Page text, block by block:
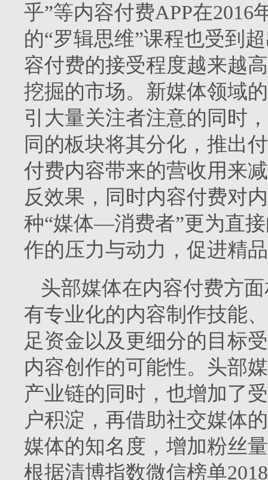
乎”等内容付费APP在
的“罗辑思维”课程也受到
容付费的接受程度越来越
挖掘的市场。新媒体领域
引大量关注者注意的同时
同的板块将其分化，推出
付费内容带来的营收用来
反效果，同时内容付费对
种“媒体—消费者”更为直
作的压力与动力，促进精
头部媒体在内容付费方
有专业化的内容制作技能
足资金以及更细分的目标
内容创作的可能性。头部
产业链的同时，也增加了
户积淀，再借助社交媒体
媒体的知名度，增加粉丝
根据清博指数微信榜单